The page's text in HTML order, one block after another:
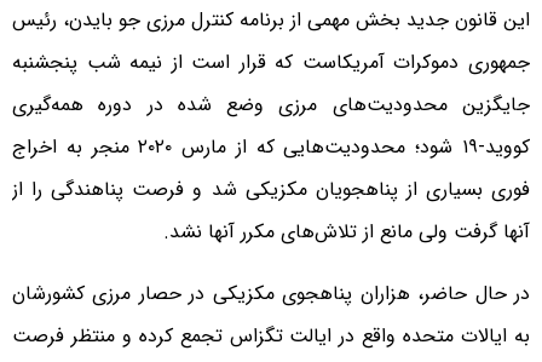
این قانون جدید بخش مهمی از برنامه کنترل مرزی جو بایدن، رئیس
جمهوری دموکرات آمریکاست که قرار است از نیمه شب پنجشنبه
جایگزین محدودیت‌‌های مرزی وضع شده در دوره همه‌گیری
کووید-۱۹ شود؛ محدودیت‌هایی که از مارس ۲۰۲۰ منجر به اخراج
فوری بسیاری از پناهجویان مکزیکی شد و فرصت پناهندگی را از
آنها گرفت ولی مانع از تلاش‌های مکرر آنها نشد.
در حال حاضر، هزاران پناهجوی مکزیکی در حصار مرزی کشورشان
به ایالات متحده واقع در ایالت تگزاس تجمع کرده و منتظر فرصت